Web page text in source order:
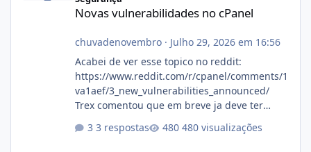
Novas vulnerabilidades no cPanel
chuvadenovembro· Julho 29, 2026 em 16:56
Acabei de ver esse topico no reddit:
https://www.reddit.com/r/cpanel/comments/1
va1aef/3_new_vulnerabilities_announced/
Trex comentou que em breve ja deve ter
3 respostas 480 visualizações